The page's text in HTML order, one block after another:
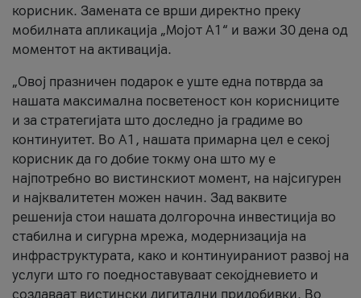
корисник. Замената се врши директно преку
мобилната апликација „Мојот А1“ и важи 30 дена од
моментот на активација.
„Овој празничен подарок е уште една потврда за
нашата максимална посветеност кон корисниците
и за стратегијата што доследно ја градиме во
континуитет. Во А1, нашата примарна цел е секој
корисник да го добие токму она што му е
најпотребно во вистинскиот момент, на најсигурен
и најквалитетен можен начин. Зад ваквите
решенија стои нашата долгорочна инвестиција во
стабилна и сигурна мрежа, модернизација на
инфраструктурата, како и континуираниот развој на
услуги што го поедноставуваат секојдневието и
создаваат вистински дигитални придобивки. Во